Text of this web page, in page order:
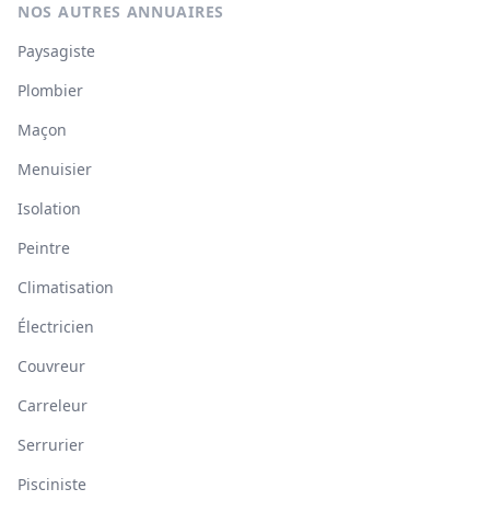
NOS AUTRES ANNUAIRES
Paysagiste
Plombier
Maçon
Menuisier
Isolation
Peintre
Climatisation
Électricien
Couvreur
Carreleur
Serrurier
Pisciniste